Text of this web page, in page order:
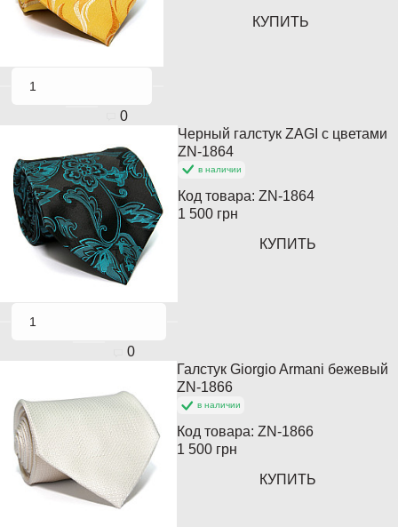
0
КУПИТЬ
0
Черный галстук ZAGI с цветами
ZN-1864
в наличии
Код товара: ZN-1864
1 500 грн
КУПИТЬ
Галстук Giorgio Armani бежевый
ZN-1866
в наличии
Код товара:ZN-1866
1 500 грн
КУПИТЬ